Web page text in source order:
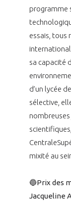
programme
essais, tous
sa capacité
d’un lycée
sélective,
mixité au
🔵Prix des
Jacqueline